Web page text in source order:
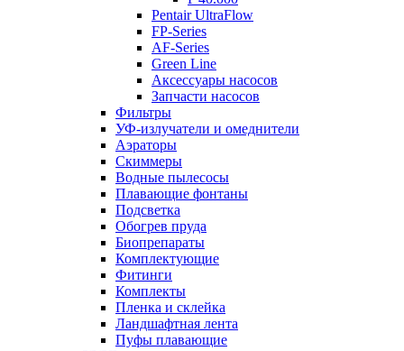
Pentair UltraFlow
FP-Series
AF-Series
Green Line
Аксессуары насосов
Запчасти насосов
Фильтры
УФ-излучатели и омеднители
Аэраторы
Cкиммеры
Водные пылесосы
Плавающие фонтаны
Подсветка
Обогрев пруда
Биопрепараты
Комплектующие
Фитинги
Комплекты
Пленка и склейка
Ландшафтная лента
Пуфы плавающие